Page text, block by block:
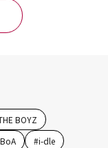
BOYZ
BoA #i-dle